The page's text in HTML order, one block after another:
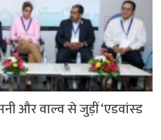
और वाल्व से जुड़ीं ‘एडवांस्ड